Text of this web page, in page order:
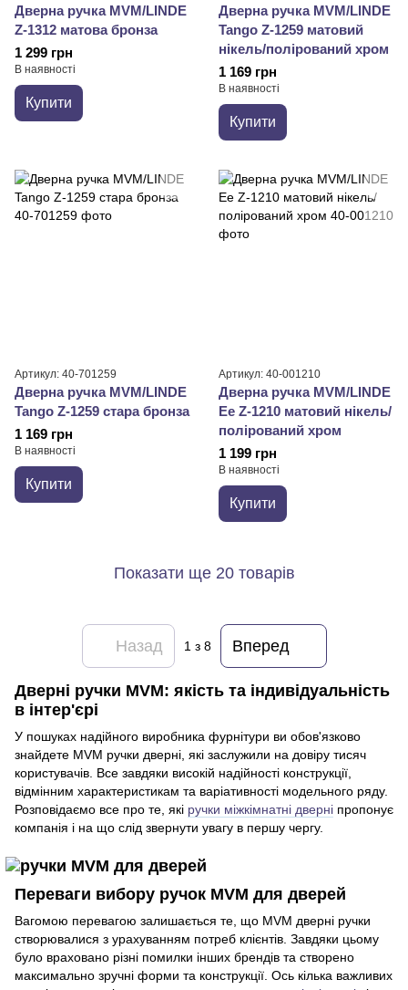
Дверна ручка MVM/LINDE
Z-1312 матова бронза
1 299 грн
В наявності
Купити
Дверна ручка MVM/LINDE
Tango Z-1259 матовий
нікель/полірований хром
1 169 грн
В наявності
Купити
Артикул: 40-701259
Дверна ручка MVM/LINDE
Tango Z-1259 стара бронза
1 169 грн
В наявності
Купити
Артикул: 40-001210
Дверна ручка MVM/LINDE
Ee Z-1210 матовий нікель/
полірований хром
1 199 грн
В наявності
Купити
Показати ще 20 товарів
Назад 1 з 8 Вперед
Дверні ручки MVM: якість та індивідуальність
в інтер'єрі
У пошуках надійного виробника фурнітури ви обов'язково
знайдете MVM ручки дверні, які заслужили на довіру тисяч
користувачів. Все завдяки високій надійності конструкції,
відмінним характеристикам та варіативності модельного ряду.
Розповідаємо все про те, які ручки міжкімнатні дверні пропонує
компанія і на що слід звернути увагу в першу чергу.
Переваги вибору ручок MVM для дверей
Вагомою перевагою залишається те, що MVM дверні ручки
створювалися з урахуванням потреб клієнтів. Завдяки цьому
було враховано різні помилки інших брендів та створено
максимально зручні форми та конструкції. Ось кілька важливих